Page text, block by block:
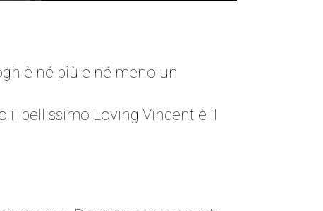
è né più e né meno un
il bellissimo Loving Vincent è il